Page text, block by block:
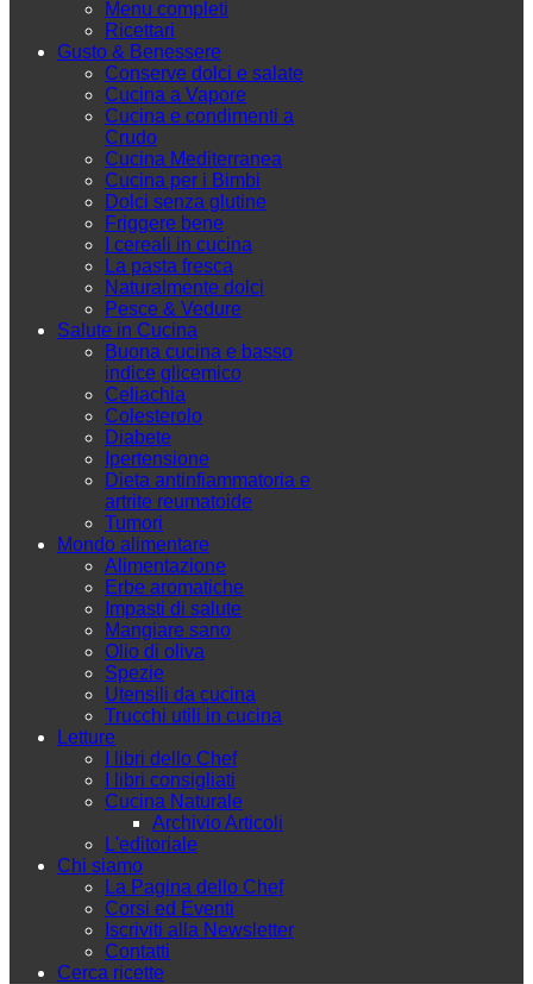
Menu completi
Ricettari
Gusto & Benessere
Conserve dolci e salate
Cucina a Vapore
Cucina e condimenti a
Crudo
Cucina Mediterranea
Cucina per i Bimbi
Dolci senza glutine
Friggere bene
I cereali in cucina
La pasta fresca
Naturalmente dolci
Pesce & Vedure
Salute in Cucina
Buona cucina e basso
indice glicemico
Celiachia
Colesterolo
Diabete
Ipertensione
Dieta antinfiammatoria e
artrite reumatoide
Tumori
Mondo alimentare
Alimentazione
Erbe aromatiche
Impasti di salute
Mangiare sano
Olio di oliva
Spezie
Utensili da cucina
Trucchi utili in cucina
Letture
I libri dello Chef
I libri consigliati
Cucina Naturale
Archivio Articoli
L'editoriale
Chi siamo
La Pagina dello Chef
Corsi ed Eventi
Iscriviti alla Newsletter
Contatti
Cerca ricette